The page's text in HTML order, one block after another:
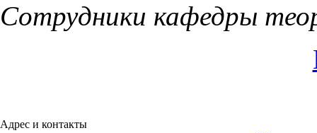
Сотрудники кафедры
Адрес и контакты